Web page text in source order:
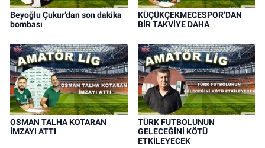
Beyoğlu Çukur’dan son dakika
bombası
KÜÇÜKÇEKMECESPOR’DAN
BİR TAKVİYE DAHA
OSMAN TALHA KOTARAN
İMZAYI ATTI
TÜRK FUTBOLUNUN
GELECEĞİNİ KÖTÜ
ETKİLEYECEK